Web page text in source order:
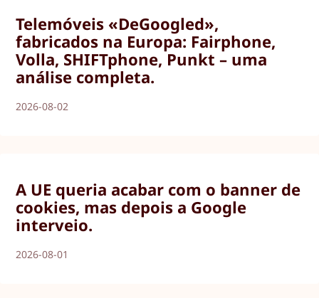
Telemóveis «DeGoogled»,
fabricados na Europa: Fairphone,
Volla, SHIFTphone, Punkt – uma
análise completa.
2026-08-02
A UE queria acabar com o banner de
cookies, mas depois a Google
interveio.
2026-08-01